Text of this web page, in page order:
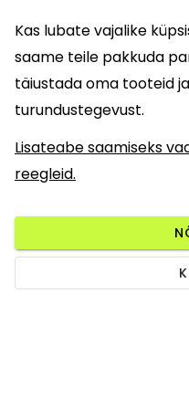
Kas lubate vajalike
saame teile pakkuda
täiustada oma tooteid
turundustegevust.
Lisateabe saamiseks
reegleid.